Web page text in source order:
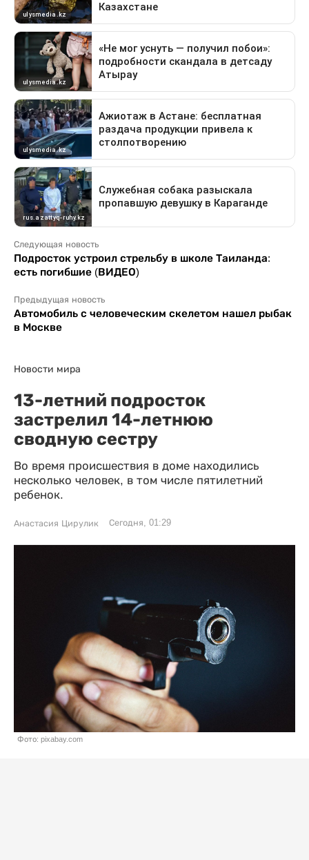
Следующая новость
Подросток устроил стрельбу в школе Таиланда:
есть погибшие (ВИДЕО)
Предыдущая новость
Автомобиль с человеческим скелетом нашел рыбак
в Москве
Новости мира
13-летний подросток
застрелил 14-летнюю
сводную сестру
Во время происшествия в доме находились
несколько человек, в том числе пятилетний
ребенок.
Анастасия Цирулик Сегодня, 01:29
Фото: pixabay.com